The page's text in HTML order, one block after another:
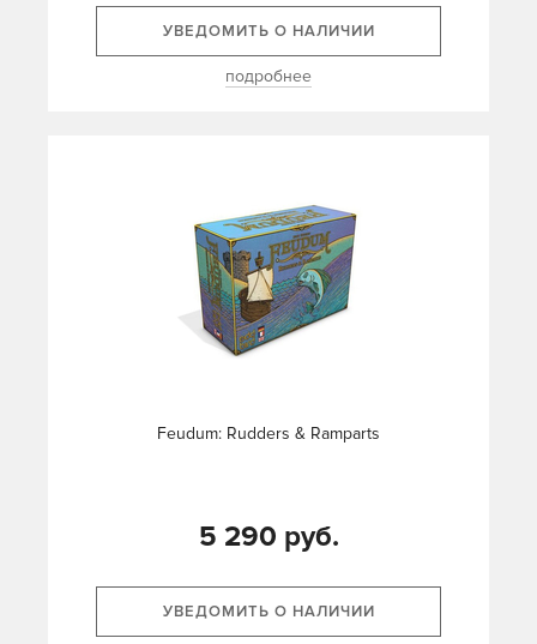
УВЕДОМИТЬ О НАЛИЧИИ
подробнее
Feudum: Rudders & Ramparts
5 290 руб.
УВЕДОМИТЬ О НАЛИЧИИ